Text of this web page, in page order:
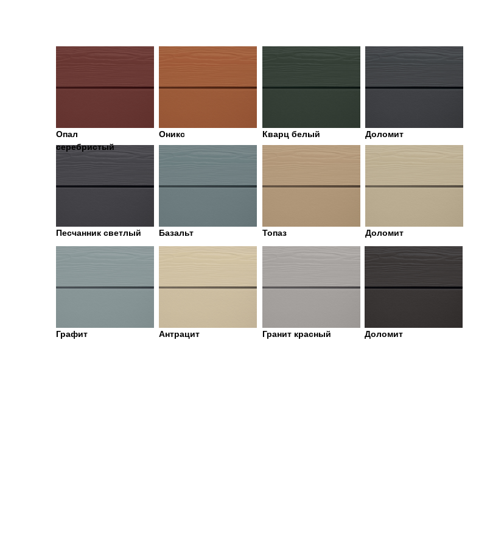
Опал
серебристый
Песчанник светлый
Доломит
Кварц белый
Оникс
Гранит красный
Базальт Топаз
Графит Антрацит
Доломит
Доломит